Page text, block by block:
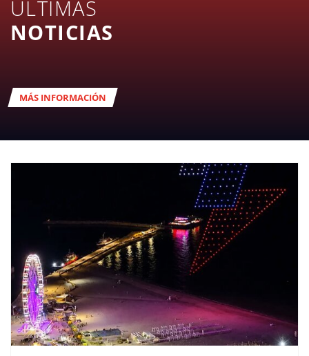
ÚLTIMAS
NOTICIAS
MÁS INFORMACIÓN